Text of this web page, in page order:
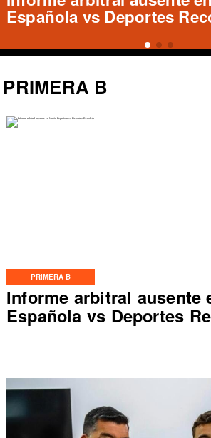
PRIMERA B
Informe arbitral ausente
Española vs Deportes
¿Qué futuro le espera?
PRIMERA B